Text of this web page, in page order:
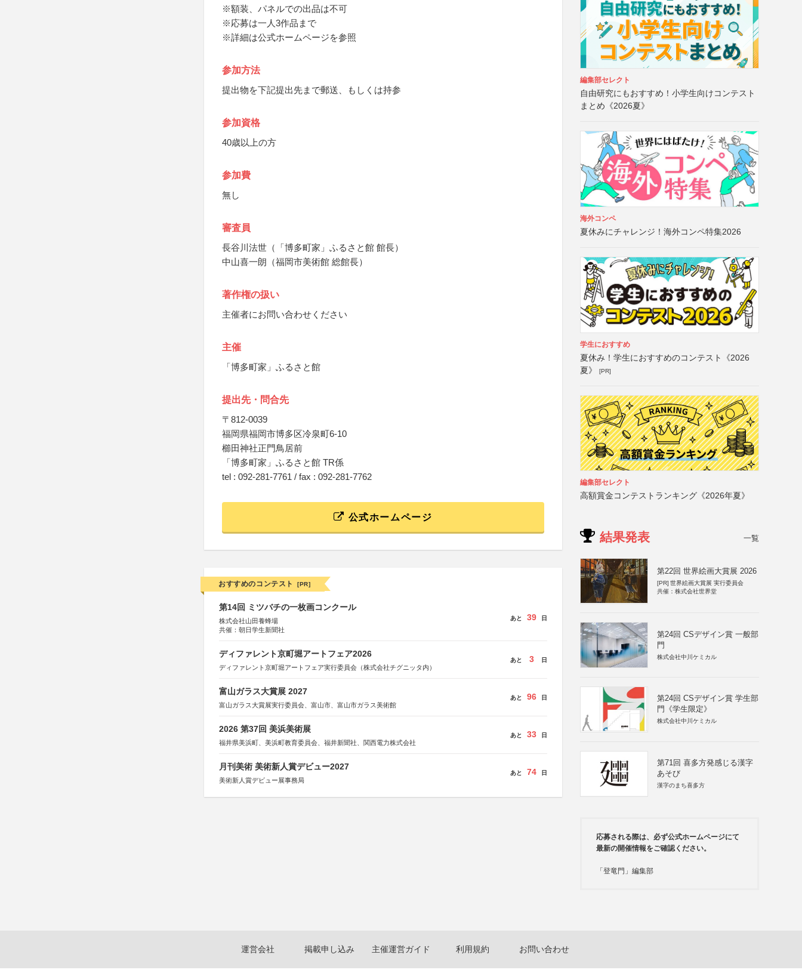
※額装、パネルでの出品は不可
※応募は一人3作品まで
※詳細は公式ホームページを参照
参加方法
提出物を下記提出先まで郵送、もしくは持参
参加資格
40歳以上の方
参加費
無し
審査員
長谷川法世（「博多町家」ふるさと館 館長）
中山喜一朗（福岡市美術館 総館長）
著作権の扱い
主催者にお問い合わせください
主催
「博多町家」ふるさと館
提出先・問合先
〒812-0039
福岡県福岡市博多区冷泉町6-10
櫛田神社正門鳥居前
「博多町家」ふるさと館 TR係
tel : 092-281-7761 / fax : 092-281-7762
公式ホームページ
おすすめのコンテスト [PR]
第14回 ミツバチの一枚画コンクール
株式会社山田養蜂場
共催：朝日学生新聞社
あと 39 日
ディファレント京町堀アートフェア2026
ディファレント京町堀アートフェア実行委員会（株式会社チグニッタ内）
あと 3 日
富山ガラス大賞展 2027
富山ガラス大賞展実行委員会、富山市、富山市ガラス美術館
あと 96 日
2026 第37回 美浜美術展
福井県美浜町、美浜町教育委員会、福井新聞社、関西電力株式会社
あと 33 日
月刊美術 美術新人賞デビュー2027
美術新人賞デビュー展事務局
あと 74 日
編集部セレクト
自由研究にもおすすめ！小学生向けコンテスト
まとめ《2026夏》
海外コンペ
夏休みにチャレンジ！海外コンペ特集2026
学生におすすめ
夏休み！学生におすすめのコンテスト《2026
夏》
[PR]
編集部セレクト
高額賞金コンテストランキング《2026年夏》
結果発表 一覧
第22回 世界絵画大賞展 2026
[PR] 世界絵画大賞展 実行委員会
共催：株式会社世界堂
第24回 CSデザイン賞 一般部
門
株式会社中川ケミカル
第24回 CSデザイン賞 学生部
門《学生限定》
株式会社中川ケミカル
第71回 喜多方発感じる漢字
あそび
漢字のまち喜多方
応募される際は、必ず公式ホームページにて
最新の開催情報をご確認ください。
「登竜門」編集部
運営会社 掲載申し込み 主催運営ガイド 利用規約 お問い合わせ